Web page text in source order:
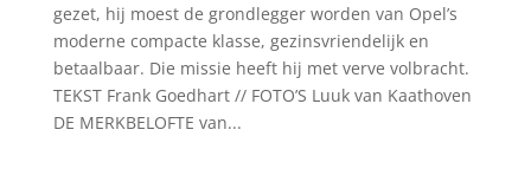
gezet, hij moest de grondlegger worden van Opel’s
moderne compacte klasse, gezinsvriendelijk en
betaalbaar. Die missie heeft hij met verve volbracht.
TEKST Frank Goedhart // FOTO’S Luuk van Kaathoven
DE MERKBELOFTE van...